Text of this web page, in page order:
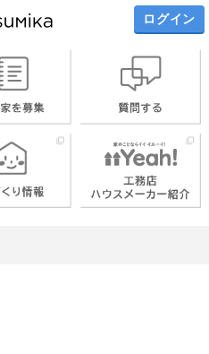
ログイン